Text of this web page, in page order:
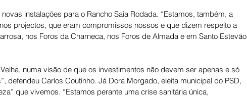
instalações para o Rancho Saia Rodada. “Estamos, também, a
projectos, que eram compromissos nossos e que dizem respeito a
nos Foros da Charneca, nos Foros de Almada e em Santo Estevão
numa visão de que os investimentos não devem ser apenas e só
defendeu Carlos Coutinho. Já Dora Morgado, eleita municipal do PSD,
que vivemos. “Estamos perante uma crise sanitária única,